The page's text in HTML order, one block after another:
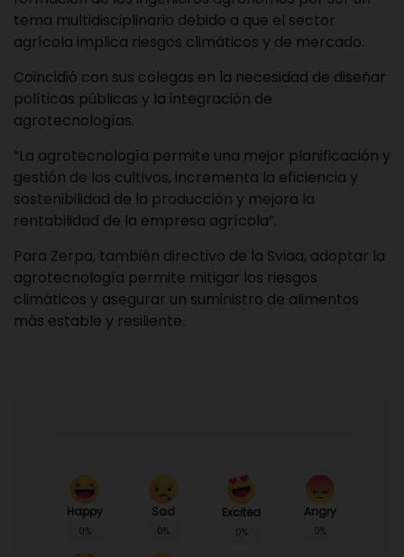
tema multidisciplinario debido a que el sector
agrícola implica riesgos climáticos y de mercado.
Coincidió con sus colegas en la necesidad de diseñar
políticas públicas y la integración de
agrotecnologías.
“La agrotecnología permite una mejor planificación y
gestión de los cultivos, incrementa la eficiencia y
sostenibilidad de la producción y mejora la
rentabilidad de la empresa agrícola”.
Para Zerpa, también directivo de la Sviaa, adoptar la
agrotecnología permite mitigar los riesgos
climáticos y asegurar un suministro de alimentos
más estable y resiliente.
Happy
0%
Sad
0%
Excited
0%
Angry
0%